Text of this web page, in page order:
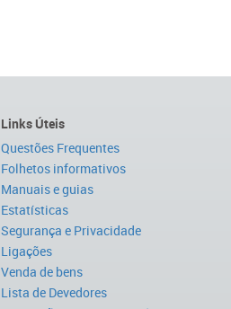
Links Úteis
Questões Frequentes
Folhetos informativos
Manuais e guias
Estatísticas
Segurança e Privacidade
Ligações
Venda de bens
Lista de Devedores